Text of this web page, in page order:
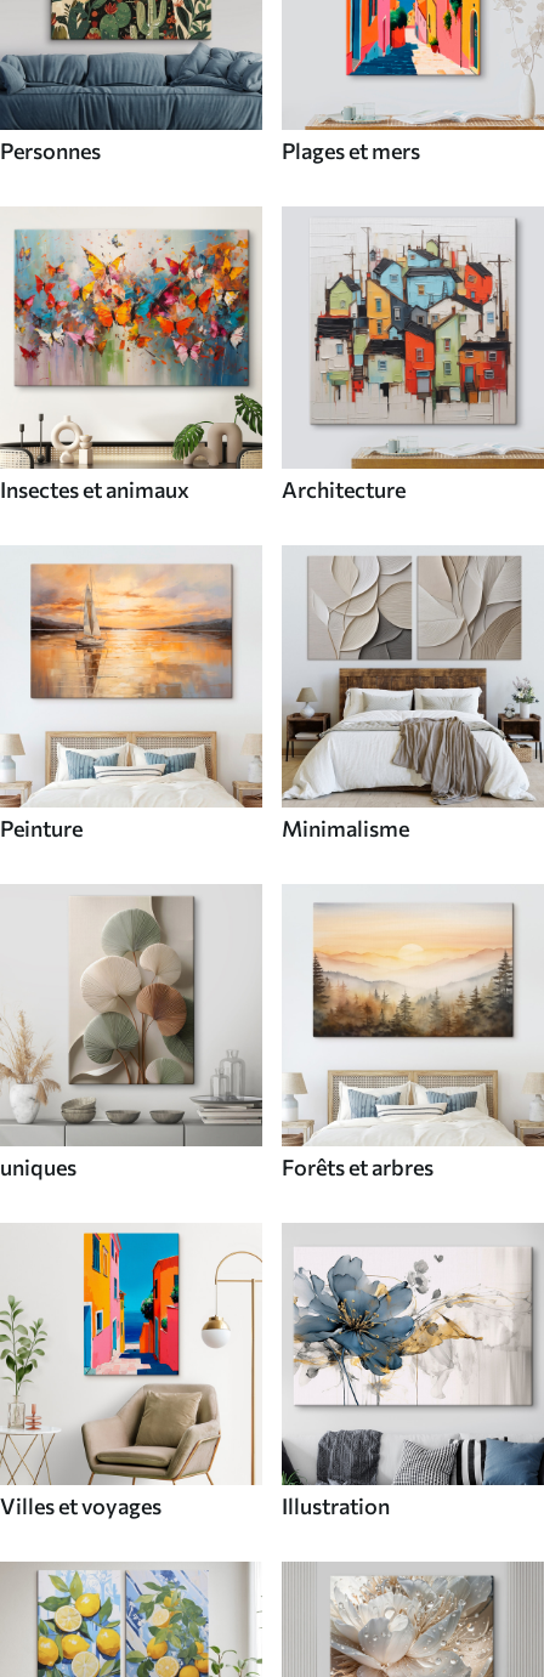
Personnes Plages et mers
Insectes et animaux Architecture
Peinture Minimalisme
uniques Forêts et arbres
Villes et voyages Illustration